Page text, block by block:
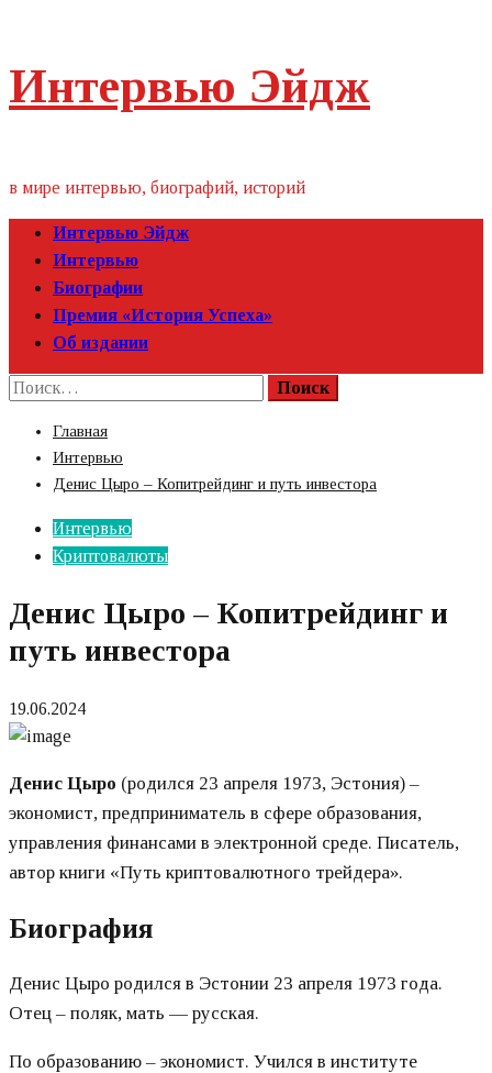
контент
Интервью Эйдж
в мире интервью, биографий, историй
Первичное
меню
Интервью Эйдж
Интервью
Биографии
Премия «‎История Успеха»‎
Об издании
Найти:
Главная
Интервью
Денис Цыро – Копитрейдинг и путь инвестора
Интервью
Криптовалюты
Денис Цыро – Копитрейдинг и
путь инвестора
19.06.2024
Денис Цыро (родился 23 апреля 1973, Эстония) –
экономист, предприниматель в сфере образования,
управления финансами в электронной среде. Писатель,
автор книги «Путь криптовалютного трейдера».
Биография
Денис Цыро родился в Эстонии 23 апреля 1973 года.
Отец – поляк, мать — русская.
По образованию – экономист. Учился в институте